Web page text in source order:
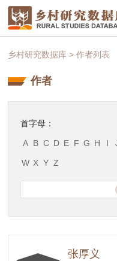
乡村研究数据库 >作者列表
作者
首字母：
A B C D E F G H I
W X Y Z
张厚义